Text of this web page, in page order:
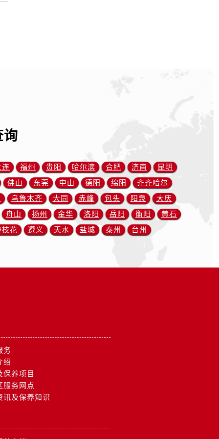
询
连 福州 贵阳 哈尔滨 合肥 济南
昆明
佛山
东莞 中山 德阳 绵阳
齐齐哈尔
乌鲁木齐 大同 赤峰 包头 阳泉
大庆
舟山
扬州 金华 洛阳 岳阳 衡阳
黄石
枝花
遵义 天水 盐城 泰州 台州
务
绍
保养项目
服务网点
讯及保养知识